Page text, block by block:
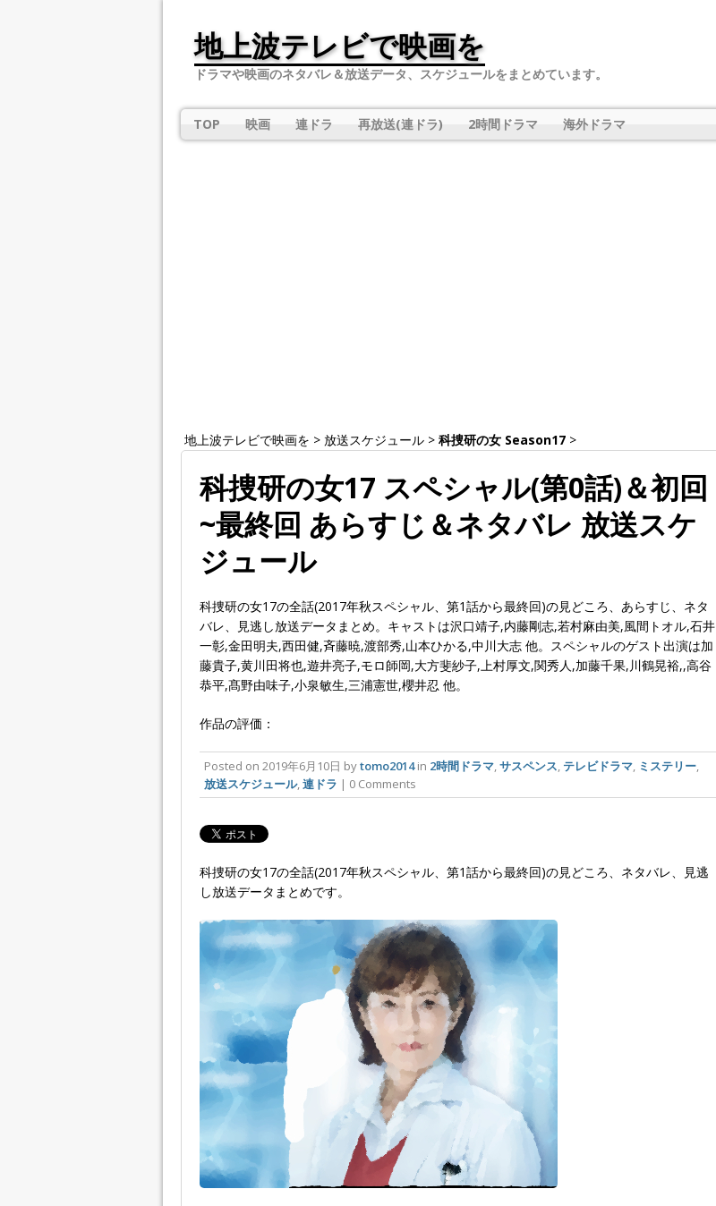
地上波テレビで映画を
ドラマや映画のネタバレ＆放送データ、スケジュールをまとめています。
TOP 映画 連ドラ 再放送(連ドラ) 2時間ドラマ 海外ドラマ
地上波テレビで映画を > 放送スケジュール > 科捜研の女 Season17 >
科捜研の女17 スペシャル(第0話)＆初回
~最終回 あらすじ＆ネタバレ 放送スケ
ジュール
科捜研の女17の全話(2017年秋スペシャル、第1話から最終回)の見どころ、あらすじ、ネタ
バレ、見逃し放送データまとめ。キャストは沢口靖子,内藤剛志,若村麻由美,風間トオル,石井
一彰,金田明夫,西田健,斉藤暁,渡部秀,山本ひかる,中川大志 他。スペシャルのゲスト出演は加
藤貴子,黄川田将也,遊井亮子,モロ師岡,大方斐紗子,上村厚文,関秀人,加藤千果,川鶴晃裕,,高谷
恭平,髙野由味子,小泉敏生,三浦憲世,櫻井忍 他。
作品の評価：
Posted on 2019年6月10日 bytomo2014in 2時間ドラマ,サスペンス, テレビドラマ, ミステリー,
放送スケジュール,連ドラ | 0 Comments
科捜研の女17の全話(2017年秋スペシャル、第1話から最終回)の見どころ、ネタバレ、見逃
し放送データまとめです。